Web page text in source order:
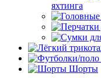
яхтинга
Шорты